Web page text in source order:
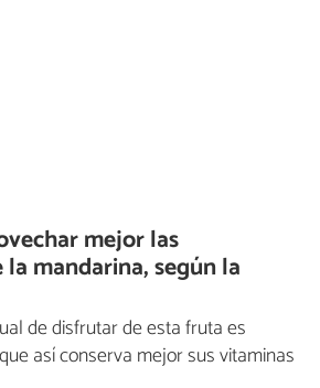
mejor las
mandarina, según la
de disfrutar de esta fruta es
así conserva mejor sus vitaminas